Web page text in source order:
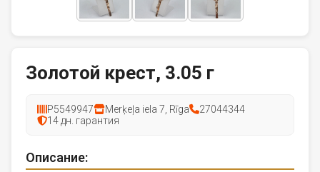
Золотой крест, 3.05 г
P5549947 Merķeļa iela 7, Rīga
27044344
14 дн. гарантия
Описание: